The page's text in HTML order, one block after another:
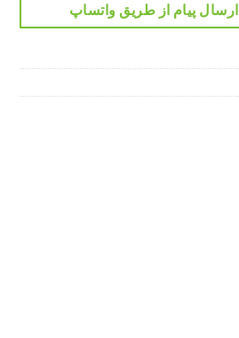
ارسال پیام از طریق واتساپ